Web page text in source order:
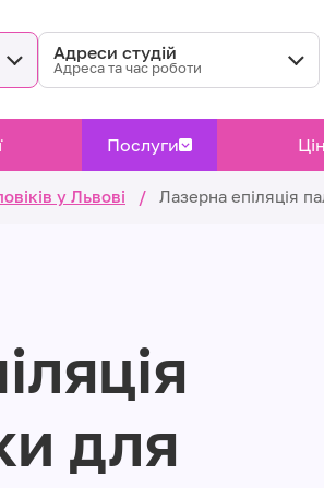
Адреси студій
Адреса та час роботи
Послуги
у Львові / Лазерна епіляція
для